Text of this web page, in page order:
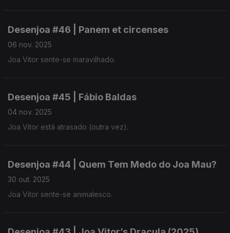
Desenjoa #46 | Panem et circenses
06 nov. 2025
Joa Vitor sente-se maravilhado.
Desenjoa #45 | Fábio Baldas
04 nov. 2025
Joa Vitor está atrasado (outra vez).
Desenjoa #44 | Quem Tem Medo do Joa Mau?
30 out. 2025
Joa Vitor sente-se animalesco.